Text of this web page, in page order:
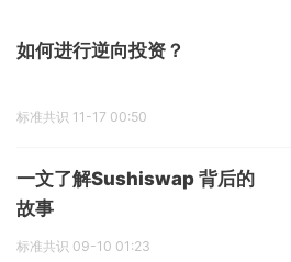
如何进行逆向投资？
标准共识 11-17 00:50
一文了解Sushiswap 背后的
故事
标准共识 09-10 01:23